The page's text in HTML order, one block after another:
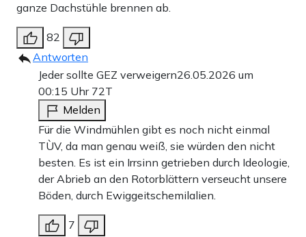
ganze Dachstühle brennen ab.
82
Antworten
Jeder sollte GEZ verweigern26.05.2026 um
00:15 Uhr 72T
Melden
Für die Windmühlen gibt es noch nicht einmal
TÙV, da man genau weiß, sie würden den nicht
besten. Es ist ein Irrsinn getrieben durch Ideologie,
der Abrieb an den Rotorblättern verseucht unsere
Böden, durch Ewiggeitschemilalien.
7